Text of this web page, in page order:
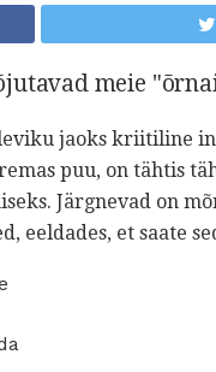
meie
jaoks kriitiline
puu, on tähtis
Järgnevad on
eeldades, et saate